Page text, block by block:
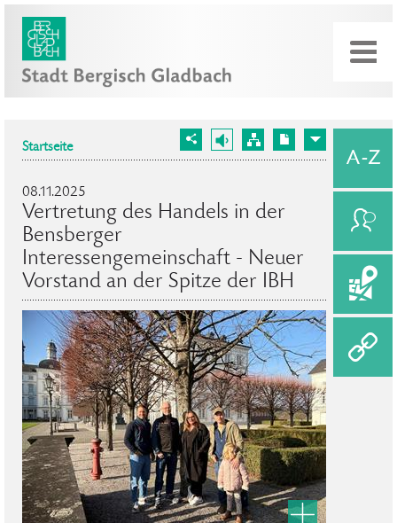
Startseite
08.11.2025
Vertretung des Handels in der
Bensberger
Interessengemeinschaft - Neuer
Vorstand an der Spitze der IBH